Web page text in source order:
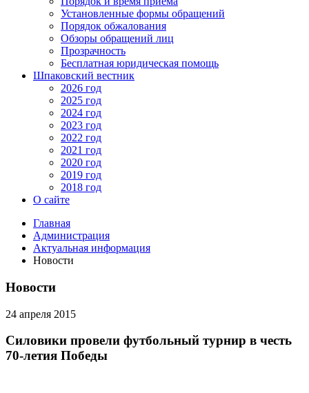
Установленные формы обращений
Порядок обжалования
Обзоры обращений лиц
Прозрачность
Бесплатная юридическая помощь
Шпаковский вестник
2026 год
2025 год
2024 год
2023 год
2022 год
2021 год
2020 год
2019 год
2018 год
О сайте
Главная
Администрация
Актуальная информация
Новости
Новости
24 апреля 2015
Силовики провели футбольный турнир в честь
70-летия Победы